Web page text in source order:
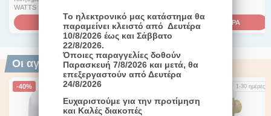
WATTS
ΑΓΟΡΑ ΑΓΟΡΑ
Οι αγοραστές επέλεξαν επίσης
-40% 1-3 ημέρες 1-30 ημέρες
Το ηλεκτρονικό μας κατάστημα θα
παραμείνει κλειστό από Δευτέρα
10/8/2026 έως και Σάββατο
22/8/2026.
Όποιες παραγγελίες δοθούν
Παρασκευή 7/8/2026 και μετά, θα
επεξεργαστούν από Δευτέρα
24/8/2026
Ευχαριστούμε για την προτίμηση
και Καλές διακοπές